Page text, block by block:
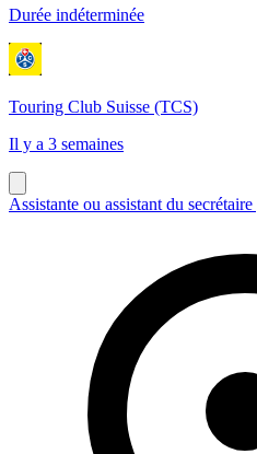
Durée indéterminée
Touring Club Suisse (TCS)
Il y a 3 semaines
Assistante ou assistant du